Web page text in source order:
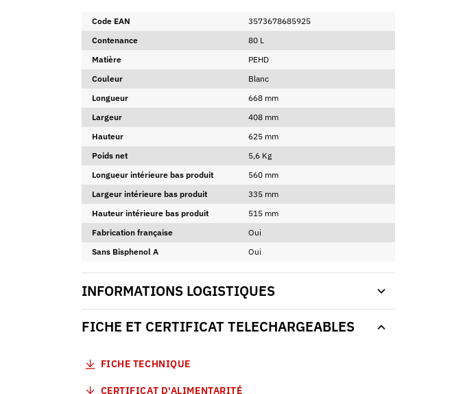
Code EAN
3573678685925
Contenance
80 L
Matière
PEHD
Couleur
Blanc
Longueur
668 mm
Largeur
408 mm
Hauteur
625 mm
Poids net
5,6 Kg
Longueur intérieure bas produit
560 mm
Largeur intérieure bas produit
335 mm
Hauteur intérieure bas produit
515 mm
Fabrication française
Oui
Sans Bisphenol A
Oui
INFORMATIONS LOGISTIQUES
FICHE ET CERTIFICAT TELECHARGEABLES
FICHE TECHNIQUE
CERTIFICAT D'ALIMENTARITÉ